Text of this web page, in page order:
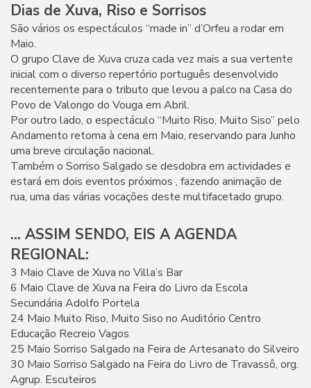
Dias de Xuva, Riso e Sorrisos
São vários os espectáculos “made in” d’Orfeu a rodar em
Maio.
O grupo Clave de Xuva cruza cada vez mais a sua vertente
inicial com o diverso repertório português desenvolvido
recentemente para o tributo que levou a palco na Casa do
Povo de Valongo do Vouga em Abril.
Por outro lado, o espectáculo “Muito Riso, Muito Siso” pelo
Andamento retoma à cena em Maio, reservando para Junho
uma breve circulação nacional.
Também o Sorriso Salgado se desdobra em actividades e
estará em dois eventos próximos , fazendo animação de
rua, uma das várias vocações deste multifacetado grupo.
... ASSIM SENDO, EIS A AGENDA
REGIONAL:
3 Maio Clave de Xuva no Villa’s Bar
6 Maio Clave de Xuva na Feira do Livro da Escola
Secundária Adolfo Portela
24 Maio Muito Riso, Muito Siso no Auditório Centro
Educação Recreio Vagos
25 Maio Sorriso Salgado na Feira de Artesanato do Silveiro
30 Maio Sorriso Salgado na Feira do Livro de Travassô, org.
Agrup. Escuteiros